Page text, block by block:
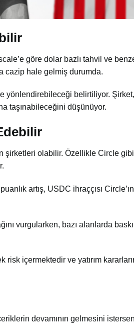
göre dolar bazlı tahvil ve
cazip hale gelmiş durumda.
yönlendirebileceği belirtiliyor. Şirket,
taşınabileceğini düşünüyor.
şirketleri olabilir. Özellikle Circle
artış, USDC ihraççısı
vurgularken, bazı alanlarda
içermektedir ve yatırım
devamının gelmesini